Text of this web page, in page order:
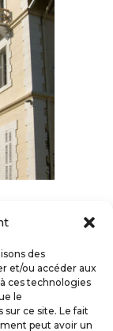
des
et/ou accéder aux
ces technologies
le
ce site. Le fait
peut avoir un